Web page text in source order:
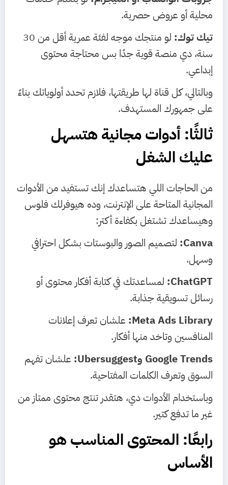
محلية أو عروض حصرية.
تيك توك:
لو منتجك موجه لفئة عمرية أقل من 30
سنة، دي منصة قوية جدًا بس محتاجة محتوى
إبداعي.
وبالتالي، كل قناة لها طريقتها، فلازم تحدد أولوياتك بناءً
على جمهورك المستهدف.
ثالثًا: أدوات مجانية هتسهل
عليك الشغل
من الحاجات اللي هتساعدك إنك تستفيد من الأدوات
المجانية المتاحة على الإنترنت، وده هيوفرلك فلوس
وهيساعدك تشتغل بكفاءة أكتر:
Canva: لتصميم الصور والبوستات بشكل احترافي
وسهل.
ChatGPT: لمساعدتك في كتابة أفكار محتوى أو
رسائل تسويقية جذابة.
Meta Ads Library: علشان تعرف إعلانات
المنافسين وتاخد منها أفكار.
Google Trends وUbersuggest:
علشان تفهم
السوق وتعرف الكلمات المفتاحية.
وباستخدام الأدوات دي، هتقدر تنتج محتوى ممتاز من
غير ما تدفع كتير.
رابعًا: المحتوى المناسب هو
الأساس